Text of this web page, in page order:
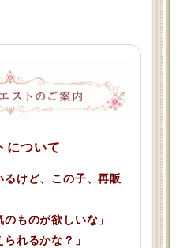
について
るけど、この子、再販
のものが欲しいな」
られるかな？」